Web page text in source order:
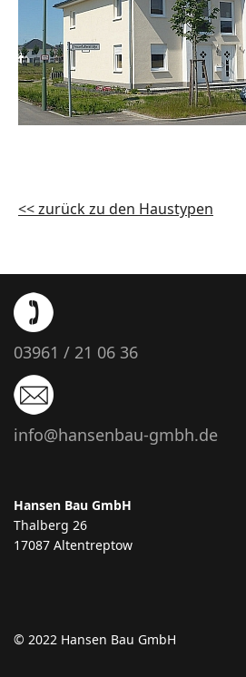
<< zurück zu den Haustypen
03961 / 21 06 36
info@hansenbau-gmbh.de
Hansen Bau GmbH
Thalberg 26
17087 Altentreptow
© 2022 Hansen Bau GmbH